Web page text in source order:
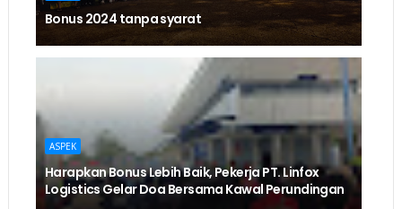
Bonus 2024 tanpa syarat
ASPEK
Harapkan Bonus Lebih Baik, Pekerja PT. Linfox
Logistics Gelar Doa Bersama Kawal Perundingan